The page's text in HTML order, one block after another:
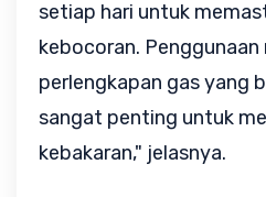
setiap hari untuk
kebocoran.
perlengkapan gas yang
sangat penting untuk
kebakaran," jelasnya.